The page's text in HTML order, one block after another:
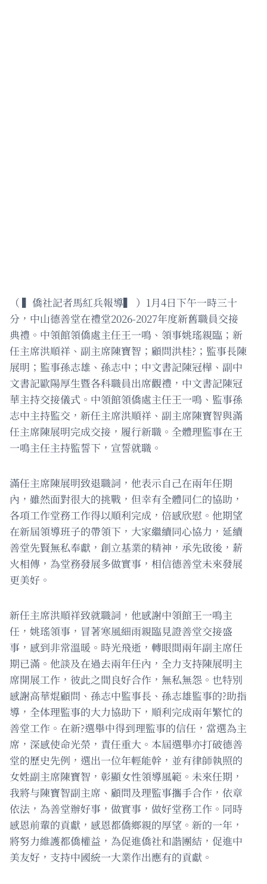
（ ▍僑社記者馬紅兵報導▍ ）1月4日下午一時三十
分，中山德善堂在禮堂2026-2027年度新舊職員交接
典禮。中領館領僑處主任王一鳴、領事姚瑤親臨；新
任主席洪順祥、副主席陳寶智；顧問洪桂?；監事長陳
展明；監事孫志雄、孫志中；中文書記陳冠樺、副中
文書記歐陽厚生暨各科職員出席觀禮，中文書記陳冠
華主持交接儀式。中領館領僑處主任王一鳴、監事孫
志中主持監交，新任主席洪順祥、副主席陳寶智與滿
任主席陳展明完成交接，履行新職。全體理監事在王
一鳴主任主持監誓下，宣誓就職。
滿任主席陳展明致退職詞，他表示自己在兩年任期
內，雖然面對很大的挑戰，但幸有全體同仁的協助，
各項工作堂務工作得以順利完成，倍感欣慰。他期望
在新屆領導班子的帶領下，大家繼續同心協力，延續
善堂先賢無私奉獻，創立基業的精神，承先啟後，薪
火相傳，為堂務發展多做實事，相信德善堂未來發展
更美好。
新任主席洪順祥致就職詞，他感謝中領館王一鳴主
任，姚瑤領事，冒著寒風細雨親臨見證善堂交接盛
事，感到非常溫暖。時光飛逝，轉眼間兩年副主席任
期已滿。他談及在過去兩年任內，全力支持陳展明主
席開展工作，彼此之間良好合作，無私無怨。也特別
感謝高華焜顧問、孫志中監事長、孫志雄監事的?助指
導，全体理監事的大力協助下，順利完成兩年繁忙的
善堂工作。在新?選舉中得到理監事的信任，當選為主
席，深感使命光榮，責任重大。本屆選舉亦打破德善
堂的歷史先例，選出一位年輕能幹，並有律師執照的
女姓副主席陳寶智，彰顯女性領導風範。未來任期，
我將与陳寶智副主席、顧問及理監事攜手合作，依章
依法，為善堂辦好事，做實事，做好堂務工作。同時
感恩前輩的貢獻，感恩都僑鄉親的厚望。新的一年，
將努力維護都僑權益，為促進僑社和諧團結，促進中
美友好，支持中國統一大業作出應有的貢獻。